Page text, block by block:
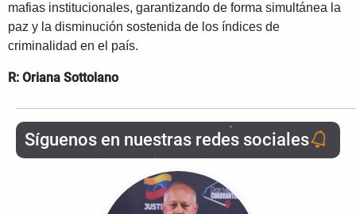
mafias institucionales, garantizando de forma simultánea la
paz y la disminución sostenida de los índices de
criminalidad en el país.
R: Oriana Sottolano
Síguenos en nuestras redes sociales